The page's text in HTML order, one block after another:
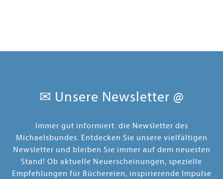
✉ Unsere Newsletter @
Immer gut informiert: die Newsletter des
Michaelsbundes. Entdecken Sie unsere vielfältigen
Newsletter und bleiben Sie immer auf dem neuesten
Stand! Ob aktuelle Neuerscheinungen, spezielle
Empfehlungen für Büchereien, inspirierende Impulse